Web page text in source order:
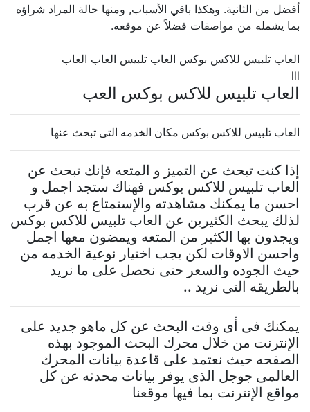
أفضل من الثانية. وهكذا باقي الأسباب, ومنها حالة المراد شراؤه
بما يشمله من مواصفات فضلاً عن موقعه.
العاب تلبيس للاكس بوكس العاب تلبيس العاب العاب
العاب تلبيس للاكس بوكس العب
العاب تلبيس للاكس بوكس مكان الخدمه التى تبحث عنها
إذا كنت تبحث عن التميز و المتعه فإنك تبحث عن
العاب تلبيس للاكس بوكس فهناك ستجد اجمل و
احسن ما يمكنك مشاهدته والإستمتاع به عن قرب
لذلك يبحث الكثيرين عن العاب تلبيس للاكس بوكس
ويجدون بها الكثير من المتعه ويمضون معها اجمل
واحسن الاوقات لكن يجب اختيار نوعية الخدمه من
حيث الجوده والسعر حتى نحصل على ما نريد
بالطريقه التى نريد ..
يمكنك فى أى وقت البحث عن كل ماهو جديد على
الإنترنت من خلال محرك البحث الموجود بهذه
الصفحه حيث نعتمد على قاعدة بيانات المحرك
العالمى جوجل الذى يوفر بيانات محدثه عن كل
مواقع الإنترنت بما فيها موقعنا